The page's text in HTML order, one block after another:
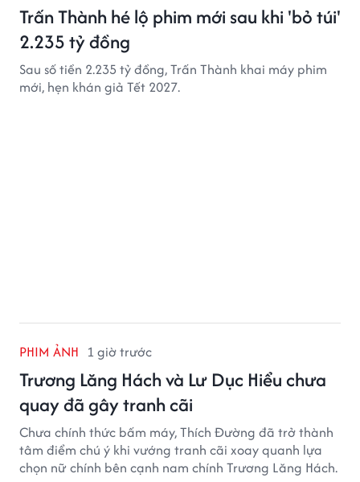
Trấn Thành hé lộ phim mới sau khi 'bỏ túi'
2.235 tỷ đồng
Sau số tiền 2.235 tỷ đồng, Trấn Thành khai máy phim
mới, hẹn khán giả Tết 2027.
PHIM ẢNH 1 giờ trước
Trương Lăng Hách và Lư Dục Hiểu chưa
quay đã gây tranh cãi
Chưa chính thức bấm máy, Thích Đường đã trở thành
tâm điểm chú ý khi vướng tranh cãi xoay quanh lựa
chọn nữ chính bên cạnh nam chính Trương Lăng Hách.